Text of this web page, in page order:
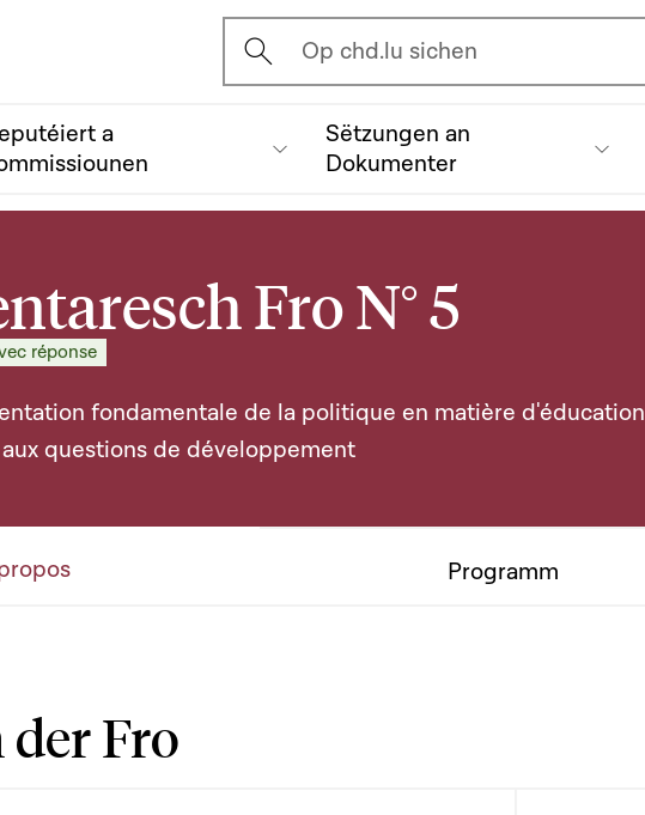
Ouvrir l'écran de recherche
Op chd.lu sichen
a
Sëtzungen an
Dokumenter
Fro N° 5
réponse
fondamentale de la politique en matière d'éducation
questions de développement
Programm
Fro